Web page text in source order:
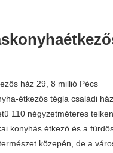
ház 29, 8 millió Pécs
étkezős tégla családi
110 négyzetméteres telken
konyhás étkező és a
közepén, de a